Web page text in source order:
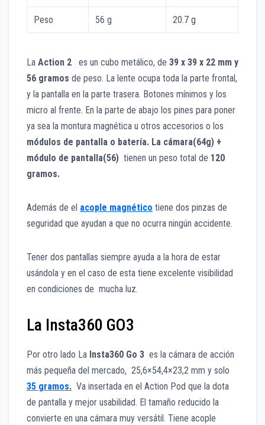
Peso 56 g 20.7 g
La Action 2 es un cubo metálico, de 39 x 39 x 22 mm y
56 gramos de peso. La lente ocupa toda la parte frontal,
y la pantalla en la parte trasera. Botones mínimos y los
micro al frente. En la parte de abajo los pines para poner
ya sea la montura magnética u otros accesorios o los
módulos de pantalla o batería. La cámara(64g) +
módulo de pantalla(56) tienen un peso total de 120
gramos.
Además de el acople magnético tiene dos pinzas de
seguridad que ayudan a que no ocurra ningún accidente.
Tener dos pantallas siempre ayuda a la hora de estar
usándola y en el caso de esta tiene excelente visibilidad
en condiciones de mucha luz.
La Insta360 GO3
Por otro lado La Insta360 Go 3 es la cámara de acción
más pequeña del mercado, 25,6×54,4×23,2 mm y solo
35 gramos. Va insertada en el Action Pod que la dota
de pantalla y mejor usabilidad. El tamaño reducido la
convierte en una cámara muy versátil. Tiene acople